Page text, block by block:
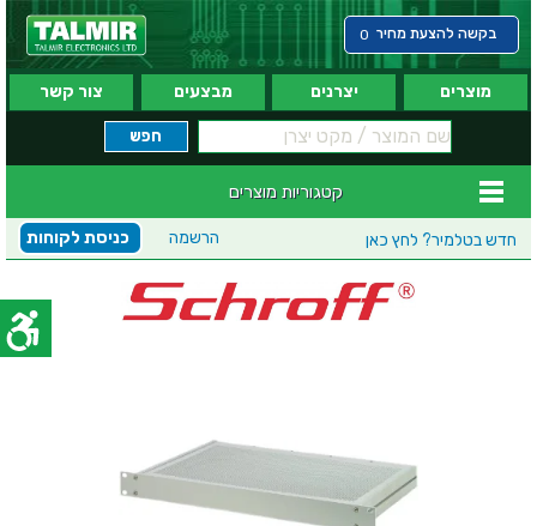
בקשה להצעת מחיר 0
מוצרים יצרנים מבצעים צור קשר
קטגוריות מוצרים
חדש בטלמיר? לחץ כאן כניסת לקוחות הרשמה